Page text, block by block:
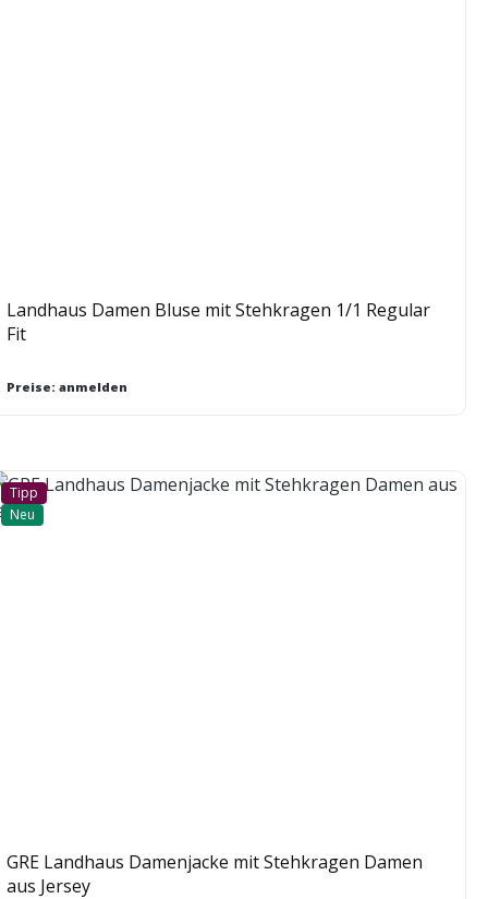
Landhaus Damen Bluse mit Stehkragen 1/1 Regular
Fit
Preise: anmelden
Tipp
Neu
GRE Landhaus Damenjacke mit Stehkragen Damen
aus Jersey